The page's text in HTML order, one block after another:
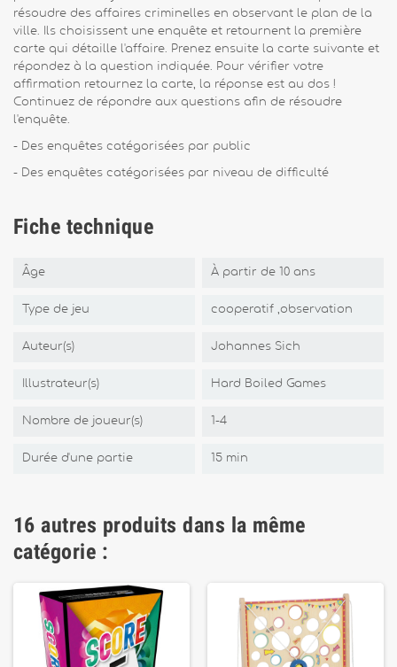
résoudre des affaires criminelles en observant le plan de la
ville. Ils choisissent une enquête et retournent la première
carte qui détaille l'affaire. Prenez ensuite la carte suivante et
répondez à la question indiquée. Pour vérifier votre
affirmation retournez la carte, la réponse est au dos !
Continuez de répondre aux questions afin de résoudre
l'enquête.
- Des enquêtes catégorisées par public
- Des enquêtes catégorisées par niveau de difficulté
Fiche technique
Âge À partir de 10 ans
Type de jeu cooperatif ,observation
Auteur(s) Johannes Sich
Illustrateur(s) Hard Boiled Games
Nombre de joueur(s) 1-4
Durée d'une partie 15 min
16 autres produits dans la même
catégorie :